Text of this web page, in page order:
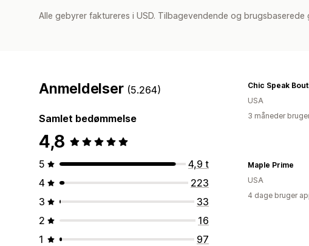
Alle gebyrer faktureres i USD. Tilbagevendende og
Anmeldelser (5.264)
Samlet bedømmelse
4,8
5
4,9 t
4
223
3
33
2
16
1
97
Chic Speak
USA
3 måneder
Maple Prime
USA
4 dage bruger